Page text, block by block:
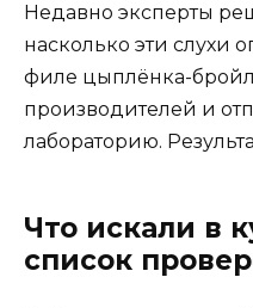
Недавно эксперты
насколько эти слухи
филе цыплёнка-
производителей и
лабораторию.
Что искали в
список